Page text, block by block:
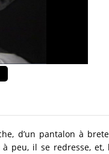
d’un pantalon à
peu, il se redresse,